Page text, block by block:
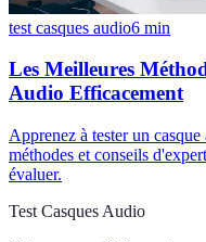
test casques audio6 min
Les Meilleures
Audio Efficacement
Apprenez à tester un
méthodes et conseils
évaluer.
Test Casques Audio